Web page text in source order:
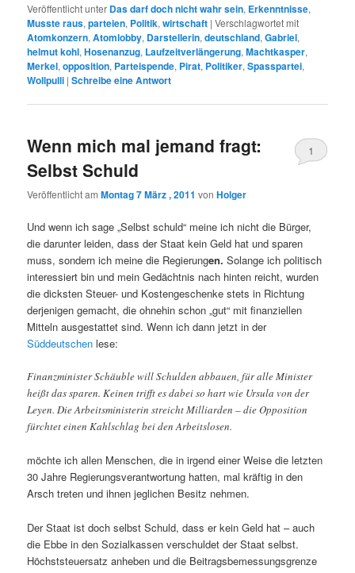
Veröffentlicht unter Das darf doch nicht wahr sein, Erkenntnisse,
Musste raus,parteien, Politik,wirtschaft |Verschlagwortet mit
Atomkonzern,Atomlobby, Darstellerin,deutschland,Gabriel,
helmut kohl,Hosenanzug, Laufzeitverlängerung,Machtkasper,
Merkel,opposition, Parteispende, Pirat, Politiker,Spasspartei,
Wollpulli |Schreibe eine Antwort
Wenn mich mal jemand fragt:
Selbst Schuld
Veröffentlicht amMontag 7 März , 2011 vonHolger
1
Und wenn ich sage „Selbst schuld“ meine ich nicht die Bürger,
die darunter leiden, dass der Staat kein Geld hat und sparen
muss, sondern ich meine die Regierungen.Solange ich politisch
interessiert bin und mein Gedächtnis nach hinten reicht, wurden
die dicksten Steuer- und Kostengeschenke stets in Richtung
derjenigen gemacht, die ohnehin schon „gut“ mit finanziellen
Mitteln ausgestattet sind. Wenn ich dann jetzt in der
Süddeutschen lese:
Finanzminister Schäuble will Schulden abbauen, für alle Minister
heißt das sparen. Keinen trifft es dabei so hart wie Ursula von der
Leyen. Die Arbeitsministerin streicht Milliarden – die Opposition
fürchtet einen Kahlschlag bei den Arbeitslosen.
möchte ich allen Menschen, die in irgend einer Weise die letzten
30 Jahre Regierungsverantwortung hatten, mal kräftig in den
Arsch treten und ihnen jeglichen Besitz nehmen.
Der Staat ist doch selbst Schuld, dass er kein Geld hat – auch
die Ebbe in den Sozialkassen verschuldet der Staat selbst.
Höchststeuersatz anheben und die Beitragsbemessungsgrenze